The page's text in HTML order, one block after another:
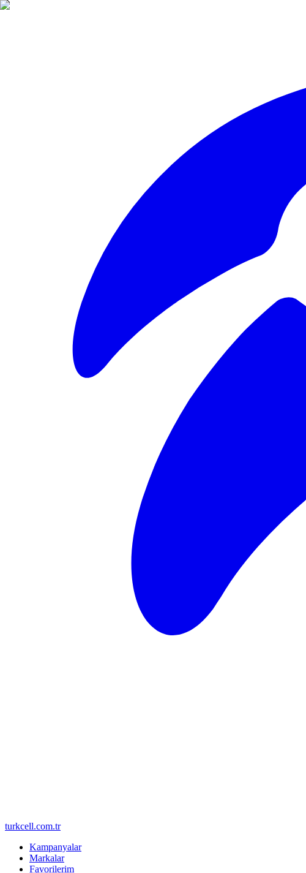
turkcell.com.tr
Kampanyalar
Markalar
Favorilerim